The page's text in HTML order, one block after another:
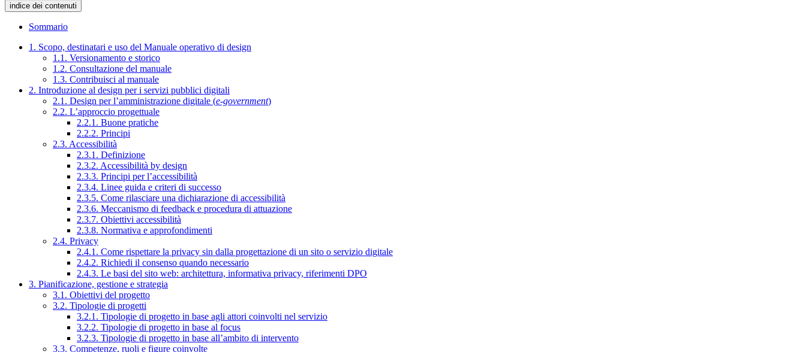
indice dei contenuti
Sommario
1. Scopo, destinatari e uso del Manuale operativo di design
1.1. Versionamento e storico
1.2. Consultazione del manuale
1.3. Contribuisci al manuale
2. Introduzione al design per i servizi pubblici digitali
2.1. Design per l’amministrazione digitale (e-government)
2.2. L’approccio progettuale
2.2.1. Buone pratiche
2.2.2. Principi
2.3. Accessibilità
2.3.1. Definizione
2.3.2. Accessibilità by design
2.3.3. Principi per l’accessibilità
2.3.4. Linee guida e criteri di successo
2.3.5. Come rilasciare una dichiarazione di accessibilità
2.3.6. Meccanismo di feedback e procedura di attuazione
2.3.7. Obiettivi accessibilità
2.3.8. Normativa e approfondimenti
2.4. Privacy
2.4.1. Come rispettare la privacy sin dalla progettazione di un sito o servizio digitale
2.4.2. Richiedi il consenso quando necessario
2.4.3. Le basi del sito web: architettura, informativa privacy, riferimenti DPO
3. Pianificazione, gestione e strategia
3.1. Obiettivi del progetto
3.2. Tipologie di progetti
3.2.1. Tipologie di progetto in base agli attori coinvolti nel servizio
3.2.2. Tipologie di progetto in base al focus
3.2.3. Tipologie di progetto in base all’ambito di intervento
3.3. Competenze, ruoli e figure coinvolte